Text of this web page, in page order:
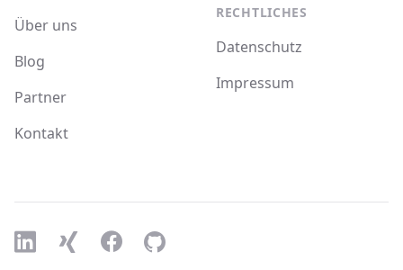
Über uns
Blog
Partner
Kontakt
RECHTLICHES
Datenschutz
Impressum
   